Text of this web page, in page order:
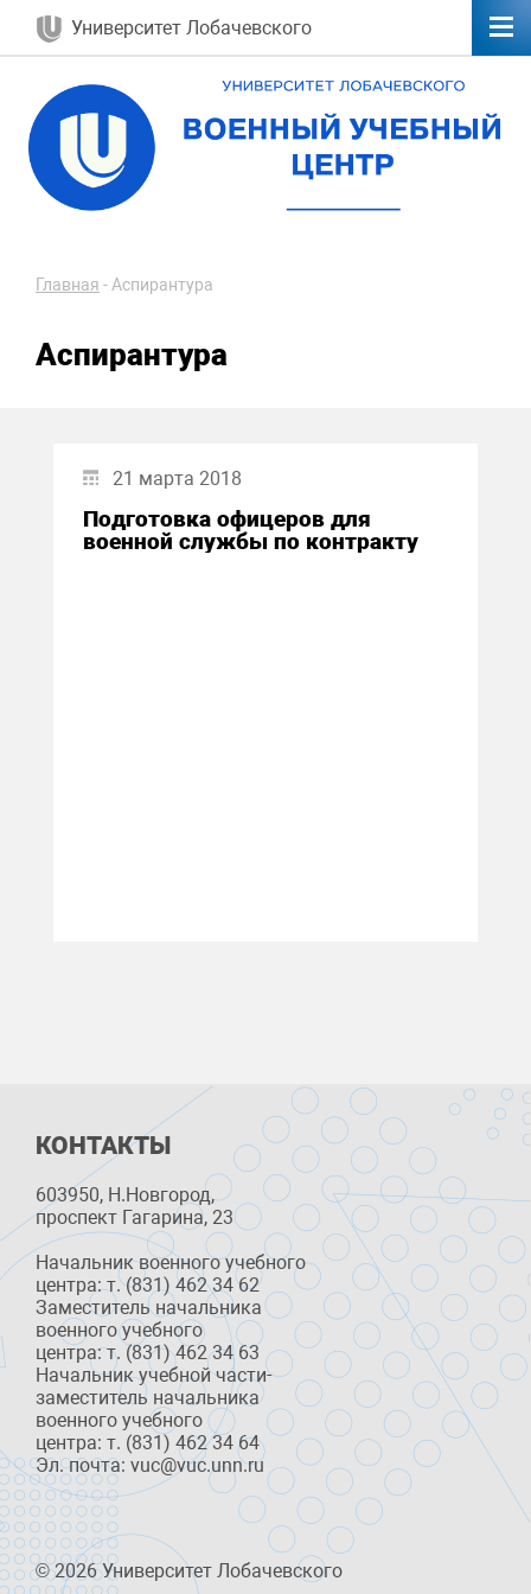
Университет Лобачевского
Главная -Аспирантура
Аспирантура
21 марта 2018
Подготовка офицеров для
военной службы по контракту
КОНТАКТЫ
603950, Н.Новгород,
проспект Гагарина, 23
Начальник военного учебного
центра: т. (831) 462 34 62
Заместитель начальника
военного учебного
центра: т. (831) 462 34 63
Начальник учебной части-
заместитель начальника
военного учебного
центра: т. (831) 462 34 64
Эл. почта: vuc@vuc.unn.ru
© 2026 Университет Лобачевского